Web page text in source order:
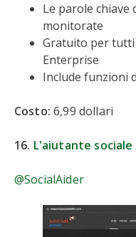
Le parole chiave
monitorate
Gratuito per
Enterprise
Include funzioni
Costo:6,99 dollari
16. L'aiutante sociale
@SocialAider